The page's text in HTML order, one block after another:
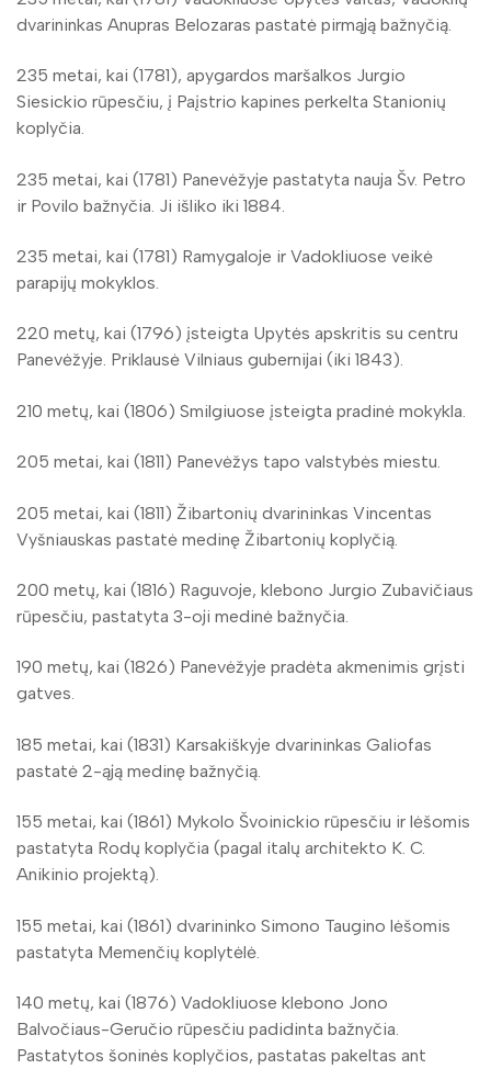
dvarininkas Anupras Belozaras pastatė pirmąją bažnyčią.
235 metai, kai (1781), apygardos maršalkos Jurgio
Siesickio rūpesčiu, į Paįstrio kapines perkelta Stanionių
koplyčia.
235 metai, kai (1781) Panevėžyje pastatyta nauja Šv. Petro
ir Povilo bažnyčia. Ji išliko iki 1884.
235 metai, kai (1781) Ramygaloje ir Vadokliuose veikė
parapijų mokyklos.
220 metų, kai (1796) įsteigta Upytės apskritis su centru
Panevėžyje. Priklausė Vilniaus gubernijai (iki 1843).
210 metų, kai (1806) Smilgiuose įsteigta pradinė mokykla.
205 metai, kai (1811) Panevėžys tapo valstybės miestu.
205 metai, kai (1811) Žibartonių dvarininkas Vincentas
Vyšniauskas pastatė medinę Žibartonių koplyčią.
200 metų, kai (1816) Raguvoje, klebono Jurgio Zubavičiaus
rūpesčiu, pastatyta 3-oji medinė bažnyčia.
190 metų, kai (1826) Panevėžyje pradėta akmenimis grįsti
gatves.
185 metai, kai (1831) Karsakiškyje dvarininkas Galiofas
pastatė 2-ąją medinę bažnyčią.
155 metai, kai (1861) Mykolo Švoinickio rūpesčiu ir lėšomis
pastatyta Rodų koplyčia (pagal italų architekto K. C.
Anikinio projektą).
155 metai, kai (1861) dvarininko Simono Taugino lėšomis
pastatyta Memenčių koplytėlė.
140 metų, kai (1876) Vadokliuose klebono Jono
Balvočiaus-Geručio rūpesčiu padidinta bažnyčia.
Pastatytos šoninės koplyčios, pastatas pakeltas ant